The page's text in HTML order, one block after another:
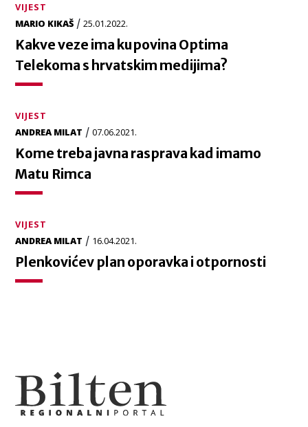
VIJEST
MARIO KIKAŠ /25.01.2022.
Kakve veze ima kupovina Optima
Telekoma s hrvatskim medijima?
VIJEST
ANDREA MILAT /07.06.2021.
Kome treba javna rasprava kad imamo
Matu Rimca
VIJEST
ANDREA MILAT / 16.04.2021.
Plenkovićev plan oporavka i otpornosti